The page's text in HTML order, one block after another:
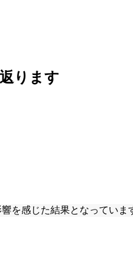
ります
を感じた結果となっていま